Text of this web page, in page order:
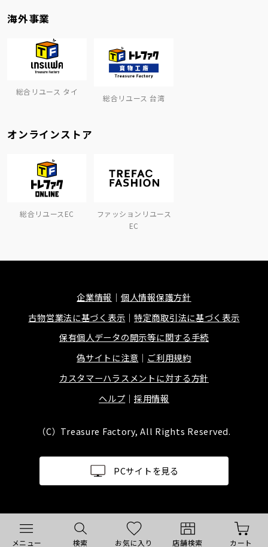
メニュー 検索 お気に入り 店舗検索 カート
海外事業
総合リユース タイ
総合リユース 台湾
オンラインストア
総合リユースEC
ファッションリユース
EC
企業情報
個人情報保護方針
古物営業法に基づく表示
特定商取引法に基づく表示
保有個人データの開示等に関する手続
偽サイトに注意
ご利用規約
カスタマーハラスメントに対する方針
ヘルプ
採用情報
（C）Treasure Factory, All Rights Reserved.
PCサイトを見る